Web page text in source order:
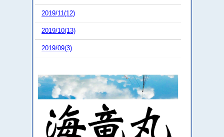
2019/11(12)
2019/10(13)
2019/09(3)